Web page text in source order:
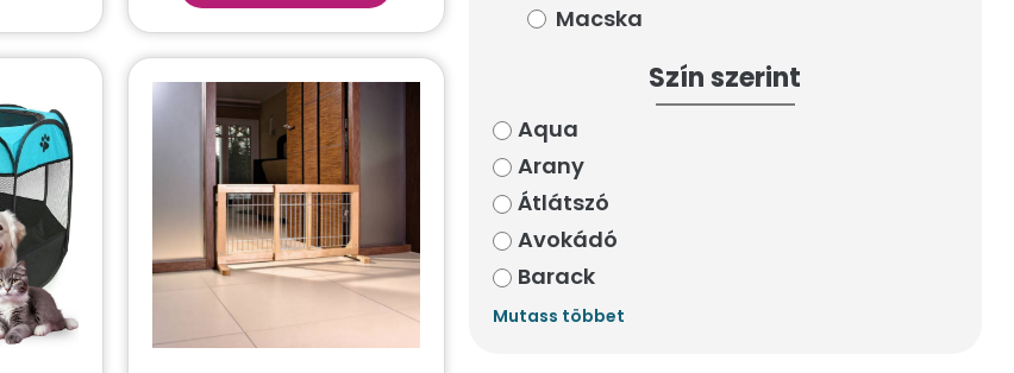
Macska
Szín szerint
Aqua
Arany
Átlátszó
Avokádó
Barack
Mutass többet
Macska
Szín szerint
Aqua
Arany
Átlátszó
Avokádó
Barack
Mutass többet